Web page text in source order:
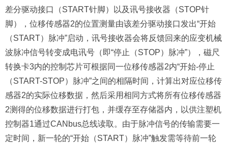
差分驱动接口（START针脚）以及讯号接收器（STOP针
脚），位移传感器2的位置测量由该差分驱动接口发出“开始
（START）脉冲”启动，讯号接收器会将反馈回来的应变机械
波脉冲信号转变成电讯号（即“停止（STOP）脉冲”），磁尺
转换卡3内的控制芯片可根据同一位移传感器2内“开始-停止
（START-STOP）脉冲”之间的相隔时间，计算出对应位移传
感器2的实际位移数据，然后采用相同方式将所有位移传感器
2测得的位移数据进行打包，并缓存至存储器内，以供注塑机
控制器1通过CANbus总线读取。由于脉冲信号的传输需要一
定时间，新一轮的“开始（START）脉冲”触发需等待前一轮